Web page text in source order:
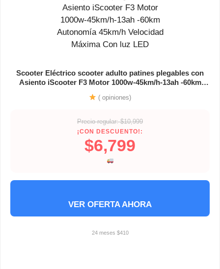
Scooter Eléctrico scooter adulto patines plegables con
Asiento iScooter F3 Motor 1000w-45km/h-13ah -60km
( opiniones)
Precio regular: $10,999
¡CON DESCUENTO!:
$6,799
VER OFERTA AHORA
24 meses $410